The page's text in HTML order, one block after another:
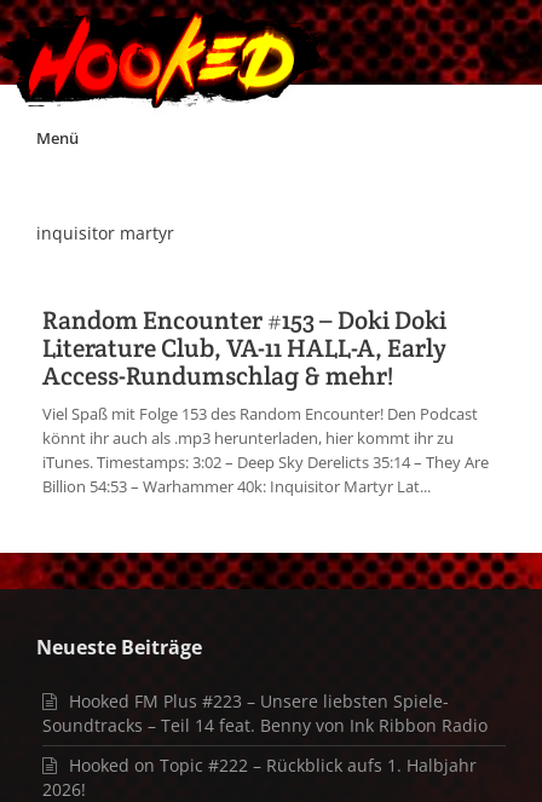
Skip
Menü
Impressum
Jobs
Discord
inquisitor martyr
Random Encounter #153 – Doki Doki
Literature Club, VA-11 HALL-A, Early
Access-Rundumschlag & mehr!
Viel Spaß mit Folge 153 des Random Encounter! Den Podcast
könnt ihr auch als .mp3 herunterladen, hier kommt ihr zu
iTunes. Timestamps: 3:02 – Deep Sky Derelicts 35:14 – They Are
Billion 54:53 – Warhammer 40k: Inquisitor Martyr Lat...
Neueste Beiträge
Hooked FM Plus #223 – Unsere liebsten Spiele-
Soundtracks – Teil 14 feat. Benny von Ink Ribbon Radio
Hooked on Topic #222 – Rückblick aufs 1. Halbjahr
2026!